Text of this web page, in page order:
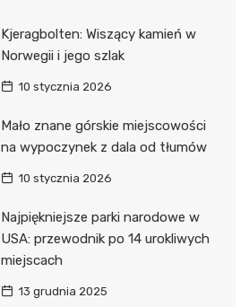
Kjeragbolten: Wiszący kamień w
Norwegii i jego szlak
10 stycznia 2026
Mało znane górskie miejscowości
na wypoczynek z dala od tłumów
10 stycznia 2026
Najpiękniejsze parki narodowe w
USA: przewodnik po 14 urokliwych
miejscach
13 grudnia 2025